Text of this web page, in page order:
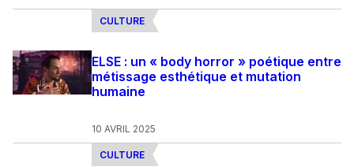
CULTURE
ELSE : un « body horror » poétique entre
métissage esthétique et mutation
humaine
10 AVRIL 2025
CULTURE